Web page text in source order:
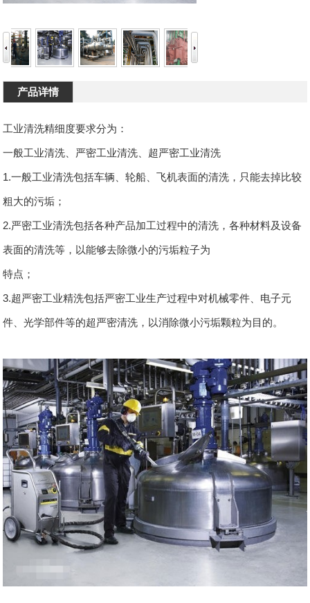
产品详情
工业清洗精细度要求分为：
一般工业清洗、严密工业清洗、超严密工业清洗
1.一般工业清洗包括车辆、轮船、飞机表面的清洗，只能去掉比较
粗大的污垢；
2.严密工业清洗包括各种产品加工过程中的清洗，各种材料及设备
表面的清洗等，以能够去除微小的污垢粒子为
特点；
3.超严密工业精洗包括严密工业生产过程中对机械零件、电子元
件、光学部件等的超严密清洗，以消除微小污垢颗粒为目的。